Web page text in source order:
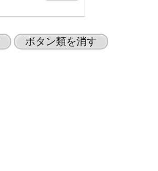
ボタン類を消す